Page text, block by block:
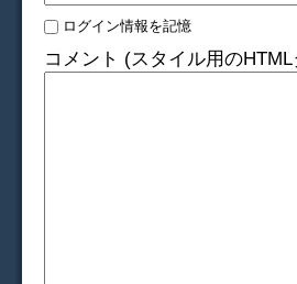
ログイン情報を記憶
コメント (スタイル用の